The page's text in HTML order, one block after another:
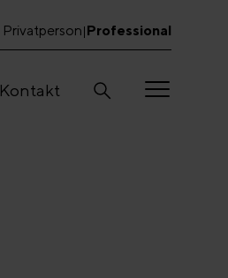
Professional
|
Privatperson
Kontakt